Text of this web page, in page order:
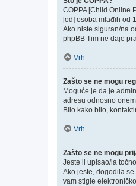
COPPA [Child Online
[od] osoba mlađih od
Ako niste siguran/na
phpBB Tim ne daje
Vrh
Zašto se ne mogu
Moguće je da je
adresu odnosno
Bilo kako bilo,
Vrh
Zašto se ne mogu
Jeste li upisao/la točno
Ako jeste, dogodila
vam stigle